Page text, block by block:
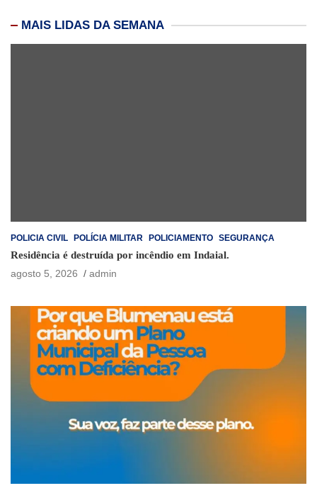
MAIS LIDAS DA SEMANA
POLICIA CIVIL POLÍCIA MILITAR POLICIAMENTO SEGURANÇA
Residência é destruída por incêndio em Indaial.
agosto 5, 2026
admin